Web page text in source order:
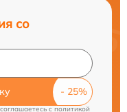
со
cполитикой